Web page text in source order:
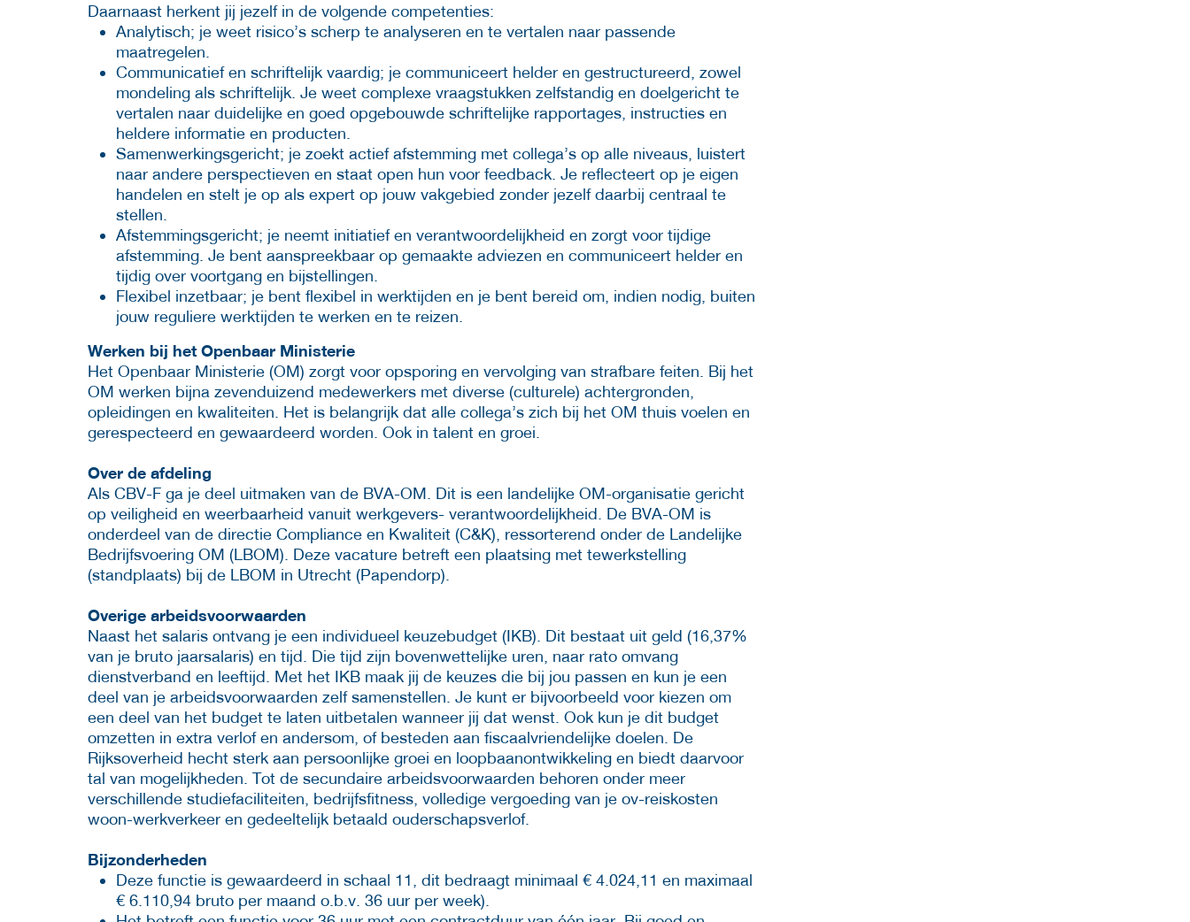
Daarnaast herkent jij jezelf in de volgende competenties:
Analytisch; je weet risico’s scherp te analyseren en te vertalen naar passende
maatregelen.
Communicatief en schriftelijk vaardig; je communiceert helder en gestructureerd, zowel
mondeling als schriftelijk. Je weet complexe vraagstukken zelfstandig en doelgericht te
vertalen naar duidelijke en goed opgebouwde schriftelijke rapportages, instructies en
heldere informatie en producten.
Samenwerkingsgericht; je zoekt actief afstemming met collega’s op alle niveaus, luistert
naar andere perspectieven en staat open hun voor feedback. Je reflecteert op je eigen
handelen en stelt je op als expert op jouw vakgebied zonder jezelf daarbij centraal te
stellen.
Afstemmingsgericht; je neemt initiatief en verantwoordelijkheid en zorgt voor tijdige
afstemming. Je bent aanspreekbaar op gemaakte adviezen en communiceert helder en
tijdig over voortgang en bijstellingen.
Flexibel inzetbaar; je bent flexibel in werktijden en je bent bereid om, indien nodig, buiten
jouw reguliere werktijden te werken en te reizen.
Werken bij het Openbaar Ministerie
Het Openbaar Ministerie (OM) zorgt voor opsporing en vervolging van strafbare feiten. Bij het
OM werken bijna zevenduizend medewerkers met diverse (culturele) achtergronden,
opleidingen en kwaliteiten. Het is belangrijk dat alle collega’s zich bij het OM thuis voelen en
gerespecteerd en gewaardeerd worden. Ook in talent en groei.
Over de afdeling
Als CBV-F ga je deel uitmaken van de BVA-OM. Dit is een landelijke OM-organisatie gericht
op veiligheid en weerbaarheid vanuit werkgevers- verantwoordelijkheid. De BVA-OM is
onderdeel van de directie Compliance en Kwaliteit (C&K), ressorterend onder de Landelijke
Bedrijfsvoering OM (LBOM). Deze vacature betreft een plaatsing met tewerkstelling
(standplaats) bij de LBOM in Utrecht (Papendorp).
Overige arbeidsvoorwaarden
Naast het salaris ontvang je een individueel keuzebudget (IKB). Dit bestaat uit geld (16,37%
van je bruto jaarsalaris) en tijd. Die tijd zijn bovenwettelijke uren, naar rato omvang
dienstverband en leeftijd. Met het IKB maak jij de keuzes die bij jou passen en kun je een
deel van je arbeidsvoorwaarden zelf samenstellen. Je kunt er bijvoorbeeld voor kiezen om
een deel van het budget te laten uitbetalen wanneer jij dat wenst. Ook kun je dit budget
omzetten in extra verlof en andersom, of besteden aan fiscaalvriendelijke doelen. De
Rijksoverheid hecht sterk aan persoonlijke groei en loopbaanontwikkeling en biedt daarvoor
tal van mogelijkheden. Tot de secundaire arbeidsvoorwaarden behoren onder meer
verschillende studiefaciliteiten, bedrijfsfitness, volledige vergoeding van je ov-reiskosten
woon-werkverkeer en gedeeltelijk betaald ouderschapsverlof.
Bijzonderheden
Deze functie is gewaardeerd in schaal 11, dit bedraagt minimaal € 4.024,11 en maximaal
€ 6.110,94 bruto per maand o.b.v. 36 uur per week).